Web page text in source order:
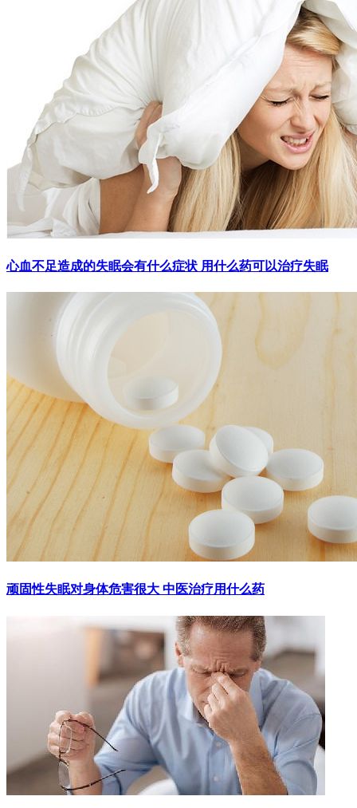
心血不足造成的失眠会有什么症状 用什么药可以治疗失眠
顽固性失眠对身体危害很大 中医治疗用什么药